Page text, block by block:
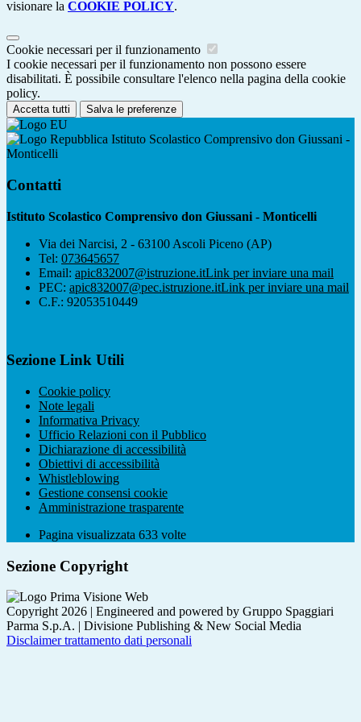
visionare la COOKIE POLICY.
Cookie necessari per il funzionamento
I cookie necessari per il funzionamento non possono essere
disabilitati. È possibile consultare l'elenco nella pagina della cookie
policy.
Accetta tutti Salva le preferenze
Istituto Scolastico Comprensivo don Giussani -
Monticelli
Contatti
Istituto Scolastico Comprensivo don Giussani - Monticelli
Via dei Narcisi, 2 - 63100 Ascoli Piceno (AP)
Tel: 073645657
Email: apic832007@istruzione.itLink per inviare una mail
PEC: apic832007@pec.istruzione.itLink per inviare una mail
C.F.: 92053510449
Sezione Link Utili
Cookie policy
Note legali
Informativa Privacy
Ufficio Relazioni con il Pubblico
Dichiarazione di accessibilità
Obiettivi di accessibilità
Whistleblowing
Gestione consensi cookie
Amministrazione trasparente
Pagina visualizzata 633 volte
Sezione Copyright
Copyright 2026 | Engineered and powered by Gruppo Spaggiari
Parma S.p.A. | Divisione Publishing & New Social Media
Disclaimer trattamento dati personali